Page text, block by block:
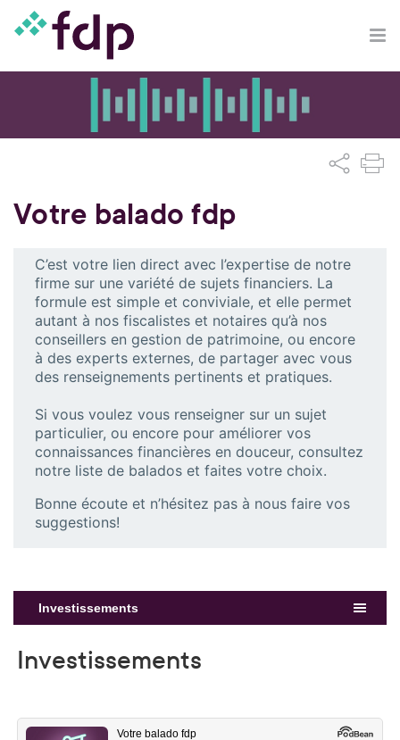
Votre balado fdp
C’est votre lien direct avec l’expertise de notre
firme sur une variété de sujets financiers. La
formule est simple et conviviale, et elle permet
autant à nos fiscalistes et notaires qu’à nos
conseillers en gestion de patrimoine, ou encore
à des experts externes, de partager avec vous
des renseignements pertinents et pratiques.
Si vous voulez vous renseigner sur un sujet
particulier, ou encore pour améliorer vos
connaissances financières en douceur, consultez
notre liste de balados et faites votre choix.
Bonne écoute et n’hésitez pas à nous faire vos
suggestions!
Investissements
Investissements